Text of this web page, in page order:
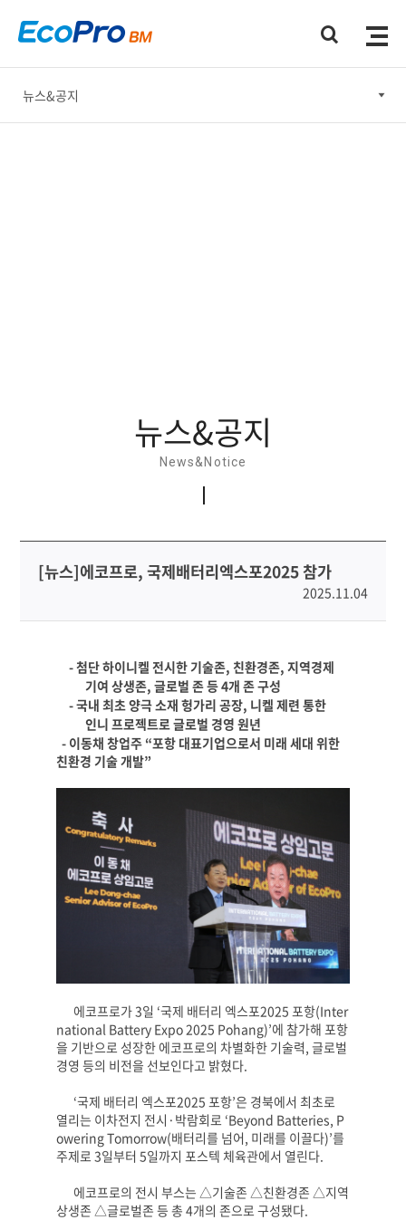
뉴스&공지
뉴스&공지
News&Notice
[뉴스]에코프로, 국제배터리엑스포2025 참가
2025.11.04
-첨단 하이니켈 전시한 기술존, 친환경존, 지역경제
기여 상생존, 글로벌 존 등4개 존 구성
-국내 최초 양극 소재 헝가리 공장, 니켈 제련 통한
인니 프로젝트로 글로벌 경영 원년
- 이동채 창업주 “포항 대표기업으로서 미래 세대 위한
친환경 기술 개발”
에코프로가 3일 ‘국제 배터리 엑스포2025 포항(Inter
national Battery Expo 2025 Pohang)’에 참가해 포항
을 기반으로 성장한 에코프로의 차별화한 기술력 ,글로벌
경영 등의 비전을 선보인다고 밝혔다
‘국제 배터리 엑스포2025 포항’은 경북에서 최초로
열리는 이차전지 전시 · 박람회로 ‘Beyond Batteries, P
owering Tomorrow(배터리를 넘어 미래를 이끌다)’를
주제로 3일부터 5일까지 포스텍 체육관에서 열린다
에코프로의 전시 부스는 △기술존 △친환경존 △지역
상생존 △글로벌존 등 총4개의 존으로 구성됐다